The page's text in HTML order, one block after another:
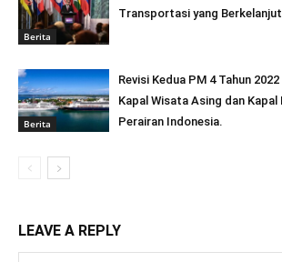
Berita
Transportasi yang
Berita
Revisi Kedua PM 4 Tahun
Kapal Wisata Asing dan
Perairan Indonesia.
LEAVE A REPLY